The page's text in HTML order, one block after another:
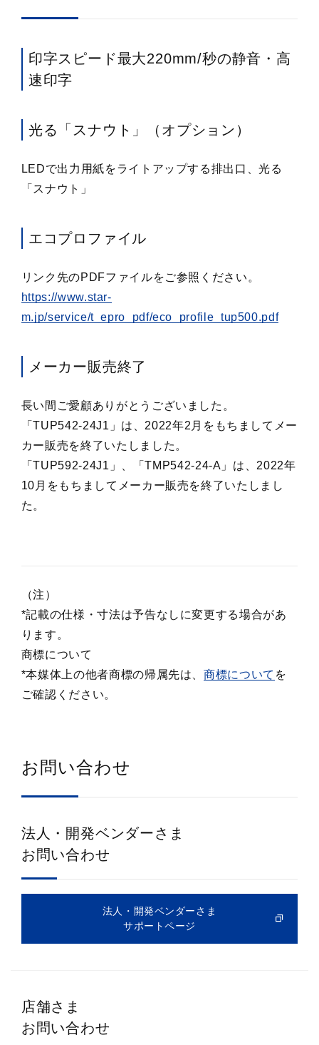
印字スピード最大220mm/秒の静音・高
速印字
光る「スナウト」（オプション）
LEDで出力用紙をライトアップする排出口、光る
「スナウト」
エコプロファイル
リンク先のPDFファイルをご参照ください。
https://www.star-
m.jp/service/t_epro_pdf/eco_profile_tup500.pdf
メーカー販売終了
長い間ご愛顧ありがとうございました。
「TUP542-24J1」は、2022年2月をもちましてメー
カー販売を終了いたしました。
「TUP592-24J1」、「TMP542-24-A」は、2022年
10月をもちましてメーカー販売を終了いたしまし
た。
（注）
*記載の仕様・寸法は予告なしに変更する場合があ
ります。
商標について
*本媒体上の他者商標の帰属先は、商標について を
ご確認ください。
お問い合わせ
法人・開発ベンダーさま
お問い合わせ
法人・開発ベンダーさま
サポートページ
店舗さま
お問い合わせ